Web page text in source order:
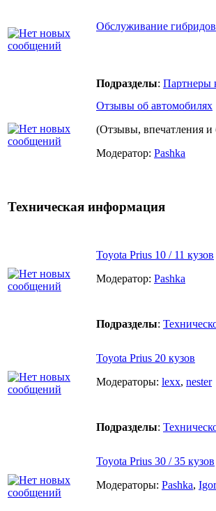
Обслуживание гибридов
Подразделы: Партнеры
Отзывы об автомобилях
(Отзывы, впечатления и
Модератор: Pashka
Техническая информация
Toyota Prius 10 / 11 кузов
Модератор: Pashka
Подразделы:
Toyota Prius 20 кузов
Модераторы: lexx, nester
Подразделы:
Toyota Prius 30 / 35 кузов
Модераторы: Pashka,